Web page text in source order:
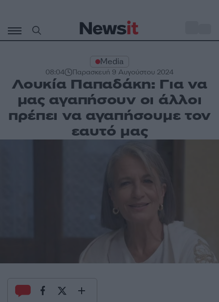
περιεχόμενο
Media
08:04 Παρασκευή 9 Αυγούστου 2024
Λουκία Παπαδάκη: Για να
μας αγαπήσουν οι άλλοι
πρέπει να αγαπήσουμε τον
εαυτό μας